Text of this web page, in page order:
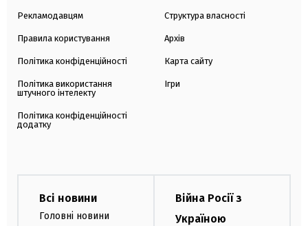
Рекламодавцям
Правила користування
Політика конфіденційності
Політика використання
штучного інтелекту
Політика конфіденційності
додатку
Структура власності
Архів
Карта сайту
Ігри
Всі новини
Головні новини
Війна Росії з
Україною